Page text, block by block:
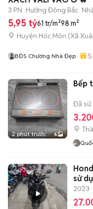
3 PN Hướng Đông Bắc
5,95 tỷ61 tr/m²98 m²
Huyện Hóc Môn (Xã
BĐS Chương Nhà Đẹp 5
2 phút trước 6
Bếp
Đã sử
sử
2023